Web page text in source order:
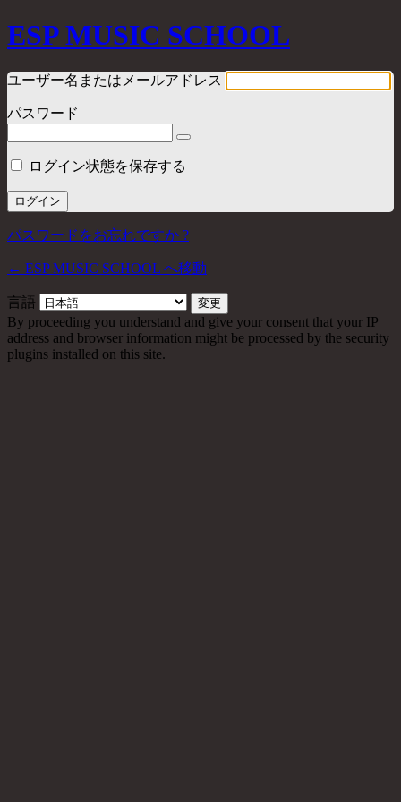
ESP MUSIC SCHOOL
ユーザー名またはメールアドレス
パスワード
ログイン状態を保存する
パスワードをお忘れですか ?
← ESP MUSIC SCHOOL へ移動
言語
By proceeding you understand and give your consent that your IP
address and browser information might be processed by the security
plugins installed on this site.